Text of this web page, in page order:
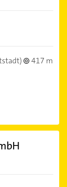
417 m